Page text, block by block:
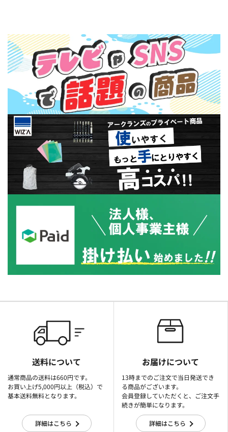
送料について
通常商品の送料は660円です。
お買い上げ5,000円以上（税込）で
基本送料無料となります。
詳細はこちら
お届けについて
13時までのご注文で当日発送でき
る商品がございます。
会員登録していただくと、ご注文手
続きが簡単になります。
詳細はこちら